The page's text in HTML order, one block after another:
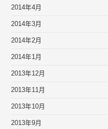
2014年4月
2014年3月
2014年2月
2014年1月
2013年12月
2013年11月
2013年10月
2013年9月